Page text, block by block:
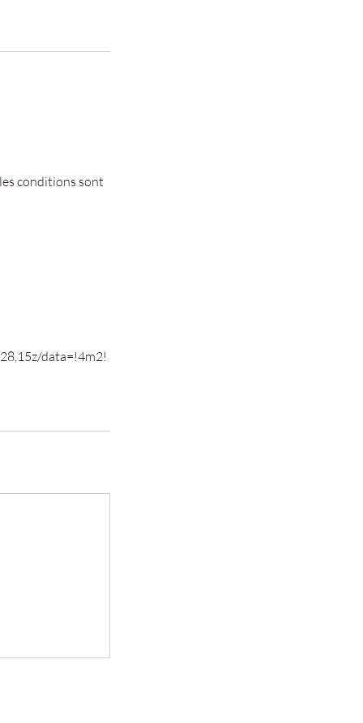
conditions sont
data=!4m2!